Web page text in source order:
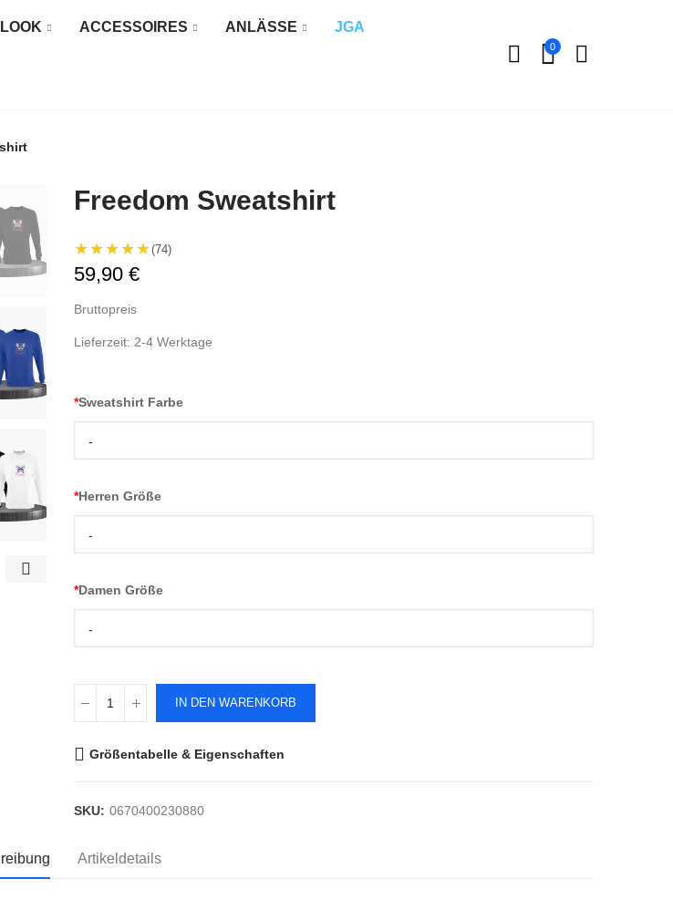
ACCESSOIRES ANLÄSSE JGA
0
Freedom Sweatshirt
★★★★★(74)
59,90 €
Bruttopreis
Lieferzeit: 2-4 Werktage
*Sweatshirt Farbe
-
*Herren Größe
-
*Damen Größe
-
IN DEN WARENKORB
Größentabelle & Eigenschaften
SKU: 0670400230880
Artikeldetails